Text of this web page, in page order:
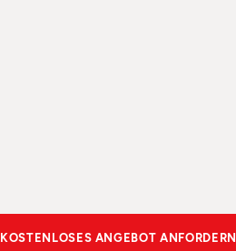
KOSTENLOSES ANGEBOT ANFORDERN